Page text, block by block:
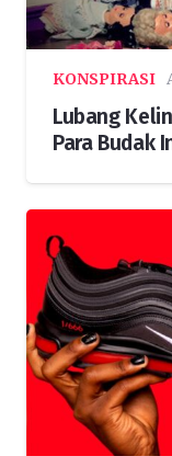
KONSPIRASI
Lubang
Para Budak